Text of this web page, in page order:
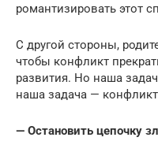
романтизировать этот
С другой стороны,
чтобы конфликт
развития. Но наша
наша задача — конфликт
— Остановить цепочку